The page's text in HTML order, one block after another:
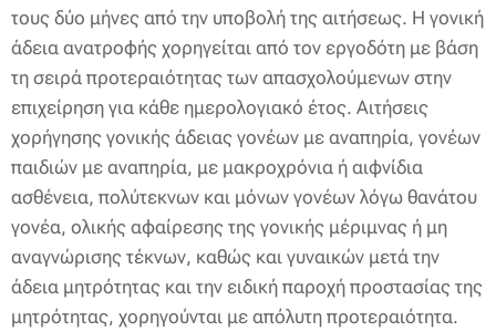
τους δύο μήνες από την υποβολή της αιτήσεως. Η γονική
άδεια ανατροφής χορηγείται από τον εργοδότη με βάση
τη σειρά προτεραιότητας των απασχολούμενων στην
επιχείρηση για κάθε ημερολογιακό έτος. Αιτήσεις
χορήγησης γονικής άδειας γονέων με αναπηρία, γονέων
παιδιών με αναπηρία, με μακροχρόνια ή αιφνίδια
ασθένεια, πολύτεκνων και μόνων γονέων λόγω θανάτου
γονέα, ολικής αφαίρεσης της γονικής μέριμνας ή μη
αναγνώρισης τέκνων, καθώς και γυναικών μετά την
άδεια μητρότητας και την ειδική παροχή προστασίας της
μητρότητας, χορηγούνται με απόλυτη προτεραιότητα.